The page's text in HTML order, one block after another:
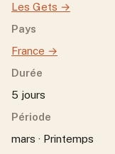
Les Gets →
Pays
France →
Durée
5 jours
Période
mars · Printemps